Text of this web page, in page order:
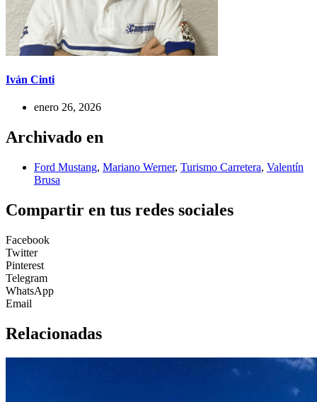
Iván Cinti
enero 26, 2026
Archivado en
Ford Mustang, Mariano Werner, Turismo Carretera, Valentín
Brusa
Compartir en tus redes sociales
Facebook
Twitter
Pinterest
Telegram
WhatsApp
Email
Relacionadas